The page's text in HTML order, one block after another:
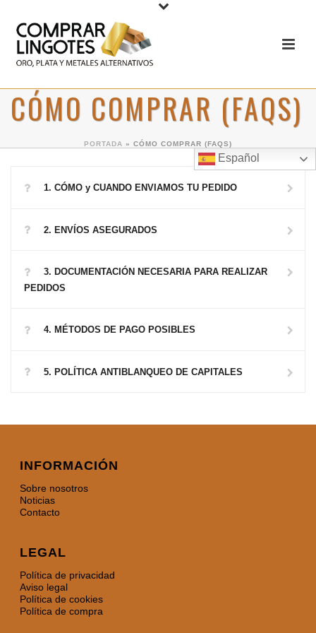
CÓMO COMPRAR (FAQS)
PORTADA » CÓMO COMPRAR (FAQS)
Español
1. CÓMO y CUANDO ENVIAMOS TU PEDIDO
2. ENVÍOS ASEGURADOS
3. DOCUMENTACIÓN NECESARIA PARA REALIZAR
PEDIDOS
4. MÉTODOS DE PAGO POSIBLES
5. POLÍTICA ANTIBLANQUEO DE CAPITALES
INFORMACIÓN
Sobre nosotros
Noticias
Contacto
LEGAL
Política de privacidad
Aviso legal
Política de cookies
Política de compra